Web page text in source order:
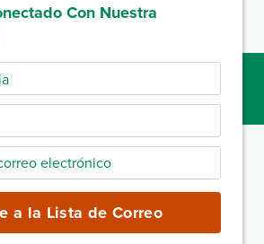
Con Nuestra
a la Lista de Correo